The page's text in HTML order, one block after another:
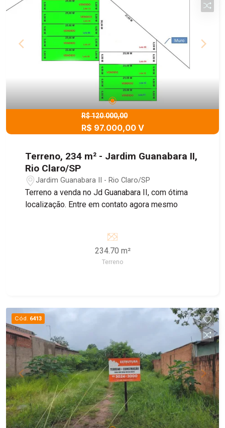
R$ 120.000,00
R$ 97.000,00 V
Terreno, 234 m² - Jardim Guanabara II,
Rio Claro/SP
Jardim Guanabara II - Rio Claro/SP
Terreno a venda no Jd Guanabara II, com ótima
localização. Entre em contato agora mesmo
234.70 m²
Terreno
Cód. 6413